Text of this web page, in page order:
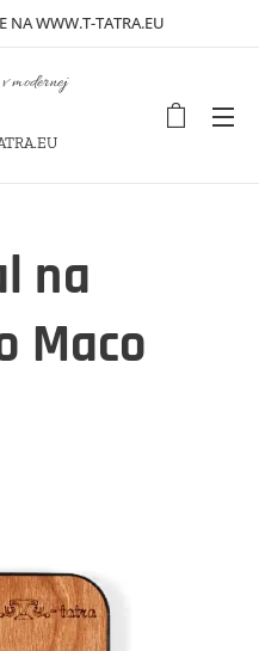
NA WWW.T-TATRA.EU
modernej
na
Maco